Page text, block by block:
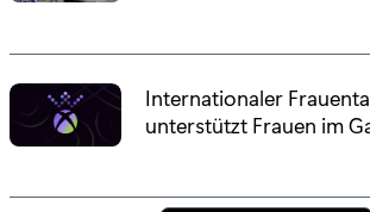
Internationaler
unterstützt Frauen im